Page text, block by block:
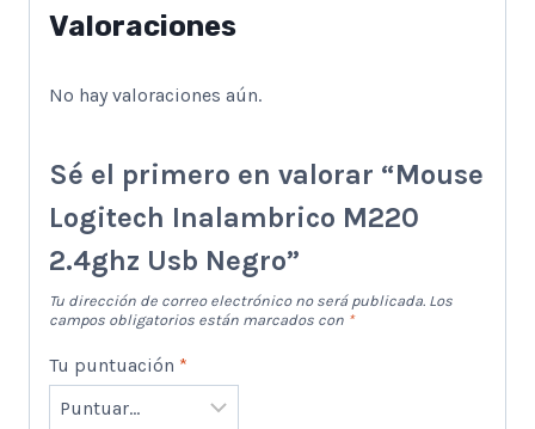
Valoraciones
No hay valoraciones aún.
Sé el primero en valorar “Mouse
Logitech Inalambrico M220
2.4ghz Usb Negro”
Tu dirección de correo electrónico no será publicada. Los
campos obligatorios están marcados con *
Tu puntuación *